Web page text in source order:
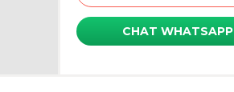
CHAT WHATSAPP